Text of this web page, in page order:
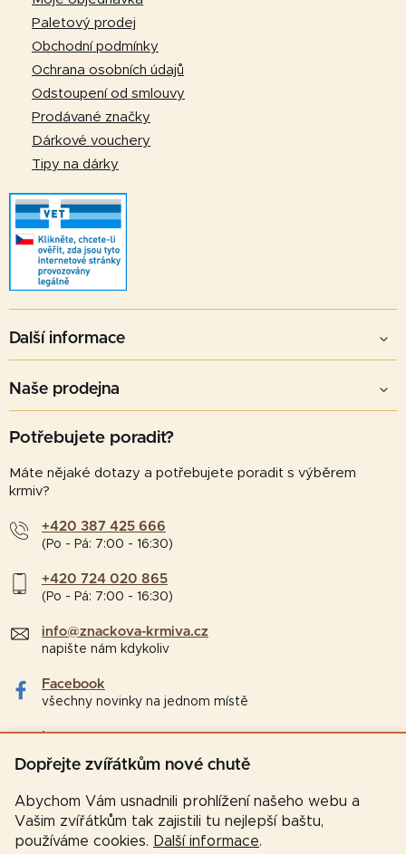
Dopřejte zvířátkům nové chutě
Abychom Vám usnadnili prohlížení našeho webu a
Vašim zvířátkům tak zajistili tu nejlepší baštu,
používáme cookies. Další informace.
Paletový prodej
Obchodní podmínky
Ochrana osobních údajů
Odstoupení od smlouvy
Prodávané značky
Dárkové vouchery
Tipy na dárky
Další informace
Naše prodejna
Potřebujete poradit?
Máte nějaké dotazy a potřebujete poradit s výběrem
krmiv?
+420 387 425 666
(Po - Pá: 7:00 - 16:30)
+420 724 020 865
(Po - Pá: 7:00 - 16:30)
info@znackova-krmiva.cz
napište nám kdykoliv
Facebook
všechny novinky na jednom místě
Instagram
tipy a zajímavosti pro chovatele